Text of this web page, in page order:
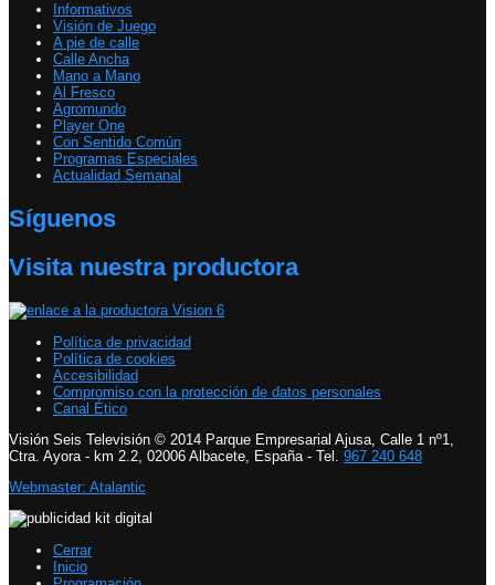
Informativos
Visión de Juego
A pie de calle
Calle Ancha
Mano a Mano
Al Fresco
Agromundo
Player One
Con Sentido Común
Programas Especiales
Actualidad Semanal
Síguenos
Visita nuestra productora
Política de privacidad
Política de cookies
Accesibilidad
Compromiso con la protección de datos personales
Canal Ético
Visión Seis Televisión © 2014 Parque Empresarial Ajusa, Calle 1 nº1,
Ctra. Ayora - km 2.2, 02006 Albacete, España - Tel. 967 240 648
Webmaster: Atalantic
Cerrar
Inicio